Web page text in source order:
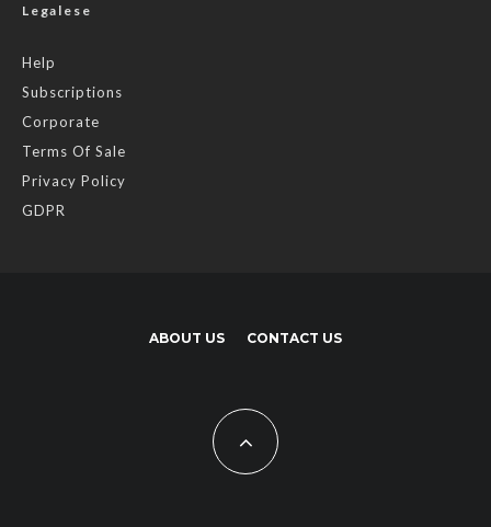
Legalese
Help
Subscriptions
Corporate
Terms Of Sale
Privacy Policy
GDPR
ABOUT US CONTACT US